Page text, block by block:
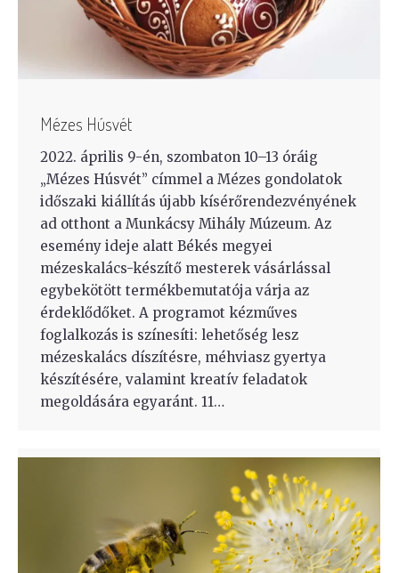
Mézes Húsvét
2022. április 9-én, szombaton 10–13 óráig
„Mézes Húsvét” címmel a Mézes gondolatok
időszaki kiállítás újabb kísérőrendezvényének
ad otthont a Munkácsy Mihály Múzeum. Az
esemény ideje alatt Békés megyei
mézeskalács-készítő mesterek vásárlással
egybekötött termékbemutatója várja az
érdeklődőket. A programot kézműves
foglalkozás is színesíti: lehetőség lesz
mézeskalács díszítésre, méhviasz gyertya
készítésére, valamint kreatív feladatok
megoldására egyaránt. 11…